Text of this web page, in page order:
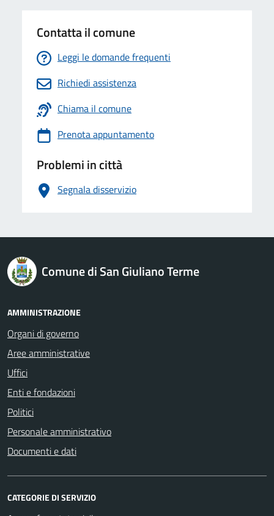
Contatta il comune
Leggi le domande frequenti
Richiedi assistenza
Chiama il comune
Prenota appuntamento
Problemi in città
Segnala disservizio
logo Unione Europea
Comune di San Giuliano Terme
AMMINISTRAZIONE
Organi di governo
Aree amministrative
Uffici
Enti e fondazioni
Politici
Personale amministrativo
Documenti e dati
CATEGORIE DI SERVIZIO